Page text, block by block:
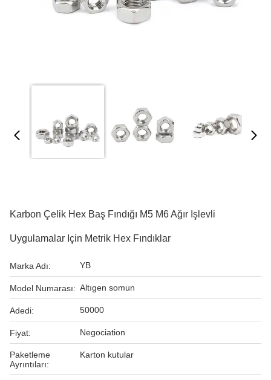
Karbon Çelik Hex Baş Fındığı M5 M6 Ağır Işlevli
Uygulamalar Için Metrik Hex Fındıklar
Marka Adı: YB
Model Numarası: Altıgen somun
Adedi: 50000
Fiyat: Negociation
Paketleme
Ayrıntıları:
Karton kutular